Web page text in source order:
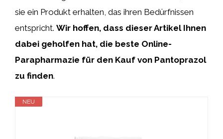
sie ein Produkt erhalten, das ihren Bedürfnissen
entspricht. Wir hoffen, dass dieser Artikel Ihnen
dabei geholfen hat, die beste Online-
Parapharmazie für den Kauf von Pantoprazol
zu finden.
NEU